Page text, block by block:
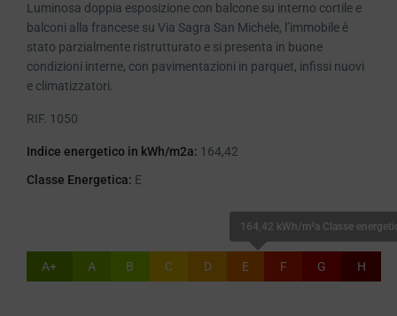
Luminosa doppia esposizione con balcone su interno cortile e
balconi alla francese su Via Sagra San Michele, l’immobile è
stato parzialmente ristrutturato e si presenta in buone
condizioni interne, con pavimentazioni in parquet, infissi nuovi
e climatizzatori.
RIF. 1050
Indice energetico in kWh/m2a: 164,42
Classe Energetica: E
A+ A B C D
164,42 kWh/m²a Classe
E F G H